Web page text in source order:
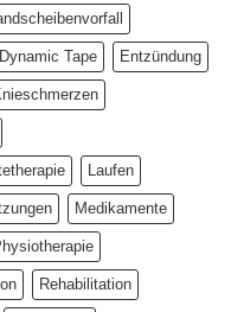
Dynamic Tape Entzündung
Laufen
Medikamente
Rehabilitation